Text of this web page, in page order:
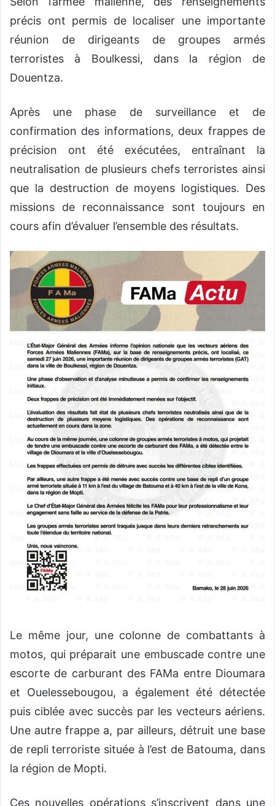
précis ont permis de localiser une importante
réunion de dirigeants de groupes armés
terroristes à Boulkessi, dans la région de
Douentza.
Après une phase de surveillance et de
confirmation des informations, deux frappes de
précision ont été exécutées, entraînant la
neutralisation de plusieurs chefs terroristes ainsi
que la destruction de moyens logistiques. Des
missions de reconnaissance sont toujours en
cours afin d’évaluer l’ensemble des résultats.
Le même jour, une colonne de combattants à
motos, qui préparait une embuscade contre une
escorte de carburant des FAMa entre Dioumara
et Ouelessebougou, a également été détectée
puis ciblée avec succès par les vecteurs aériens.
Une autre frappe a, par ailleurs, détruit une base
de repli terroriste située à l’est de Batouma, dans
la région de Mopti.
Ces nouvelles opérations s’inscrivent dans une